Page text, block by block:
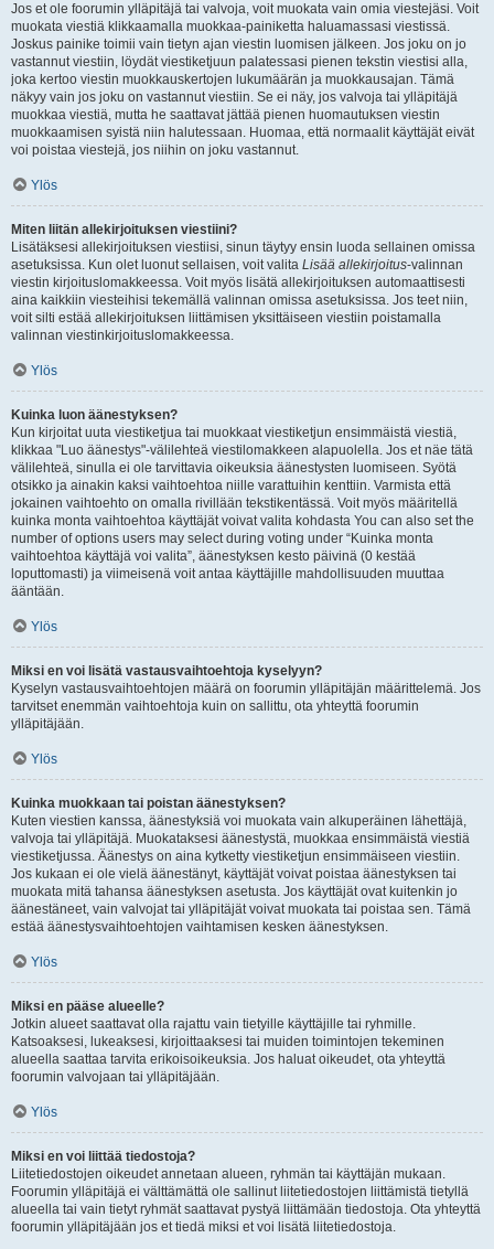
Jos et ole foorumin ylläpitäjä tai valvoja, voit muokata vain omia viestejäsi. Voit
muokata viestiä klikkaamalla muokkaa-painiketta haluamassasi viestissä.
Joskus painike toimii vain tietyn ajan viestin luomisen jälkeen. Jos joku on jo
vastannut viestiin, löydät viestiketjuun palatessasi pienen tekstin viestisi alla,
joka kertoo viestin muokkauskertojen lukumäärän ja muokkausajan. Tämä
näkyy vain jos joku on vastannut viestiin. Se ei näy, jos valvoja tai ylläpitäjä
muokkaa viestiä, mutta he saattavat jättää pienen huomautuksen viestin
muokkaamisen syistä niin halutessaan. Huomaa, että normaalit käyttäjät eivät
voi poistaa viestejä, jos niihin on joku vastannut.
Ylös
Miten liitän allekirjoituksen viestiini?
Lisätäksesi allekirjoituksen viestiisi, sinun täytyy ensin luoda sellainen omissa
asetuksissa. Kun olet luonut sellaisen, voit valita Lisää allekirjoitus-valinnan
viestin kirjoituslomakkeessa. Voit myös lisätä allekirjoituksen automaattisesti
aina kaikkiin viesteihisi tekemällä valinnan omissa asetuksissa. Jos teet niin,
voit silti estää allekirjoituksen liittämisen yksittäiseen viestiin poistamalla
valinnan viestinkirjoituslomakkeessa.
Ylös
Kuinka luon äänestyksen?
Kun kirjoitat uuta viestiketjua tai muokkaat viestiketjun ensimmäistä viestiä,
klikkaa "Luo äänestys"-välilehteä viestilomakkeen alapuolella. Jos et näe tätä
välilehteä, sinulla ei ole tarvittavia oikeuksia äänestysten luomiseen. Syötä
otsikko ja ainakin kaksi vaihtoehtoa niille varattuihin kenttiin. Varmista että
jokainen vaihtoehto on omalla rivillään tekstikentässä. Voit myös määritellä
kuinka monta vaihtoehtoa käyttäjät voivat valita kohdasta You can also set the
number of options users may select during voting under “Kuinka monta
vaihtoehtoa käyttäjä voi valita”, äänestyksen kesto päivinä (0 kestää
loputtomasti) ja viimeisenä voit antaa käyttäjille mahdollisuuden muuttaa
ääntään.
Ylös
Miksi en voi lisätä vastausvaihtoehtoja kyselyyn?
Kyselyn vastausvaihtoehtojen määrä on foorumin ylläpitäjän määrittelemä. Jos
tarvitset enemmän vaihtoehtoja kuin on sallittu, ota yhteyttä foorumin
ylläpitäjään.
Ylös
Kuinka muokkaan tai poistan äänestyksen?
Kuten viestien kanssa, äänestyksiä voi muokata vain alkuperäinen lähettäjä,
valvoja tai ylläpitäjä. Muokataksesi äänestystä, muokkaa ensimmäistä viestiä
viestiketjussa. Äänestys on aina kytketty viestiketjun ensimmäiseen viestiin.
Jos kukaan ei ole vielä äänestänyt, käyttäjät voivat poistaa äänestyksen tai
muokata mitä tahansa äänestyksen asetusta. Jos käyttäjät ovat kuitenkin jo
äänestäneet, vain valvojat tai ylläpitäjät voivat muokata tai poistaa sen. Tämä
estää äänestysvaihtoehtojen vaihtamisen kesken äänestyksen.
Ylös
Miksi en pääse alueelle?
Jotkin alueet saattavat olla rajattu vain tietyille käyttäjille tai ryhmille.
Katsoaksesi, lukeaksesi, kirjoittaaksesi tai muiden toimintojen tekeminen
alueella saattaa tarvita erikoisoikeuksia. Jos haluat oikeudet, ota yhteyttä
foorumin valvojaan tai ylläpitäjään.
Ylös
Miksi en voi liittää tiedostoja?
Liitetiedostojen oikeudet annetaan alueen, ryhmän tai käyttäjän mukaan.
Foorumin ylläpitäjä ei välttämättä ole sallinut liitetiedostojen liittämistä tietyllä
alueella tai vain tietyt ryhmät saattavat pystyä liittämään tiedostoja. Ota yhteyttä
foorumin ylläpitäjään jos et tiedä miksi et voi lisätä liitetiedostoja.